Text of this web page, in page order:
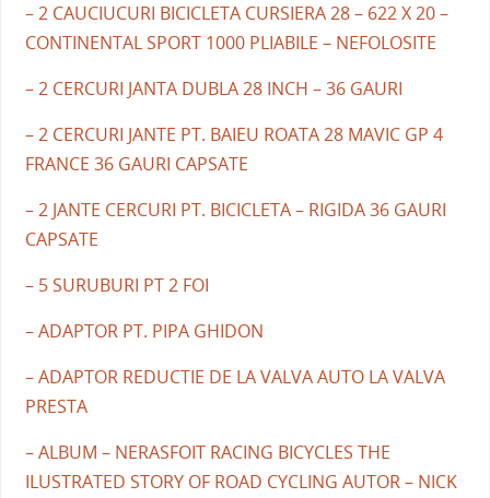
– 2 CAUCIUCURI BICICLETA CURSIERA 28 – 622 X 20 –
CONTINENTAL SPORT 1000 PLIABILE – NEFOLOSITE
– 2 CERCURI JANTA DUBLA 28 INCH – 36 GAURI
– 2 CERCURI JANTE PT. BAIEU ROATA 28 MAVIC GP 4
FRANCE 36 GAURI CAPSATE
– 2 JANTE CERCURI PT. BICICLETA – RIGIDA 36 GAURI
CAPSATE
– 5 SURUBURI PT 2 FOI
– ADAPTOR PT. PIPA GHIDON
– ADAPTOR REDUCTIE DE LA VALVA AUTO LA VALVA
PRESTA
– ALBUM – NERASFOIT RACING BICYCLES THE
ILUSTRATED STORY OF ROAD CYCLING AUTOR – NICK